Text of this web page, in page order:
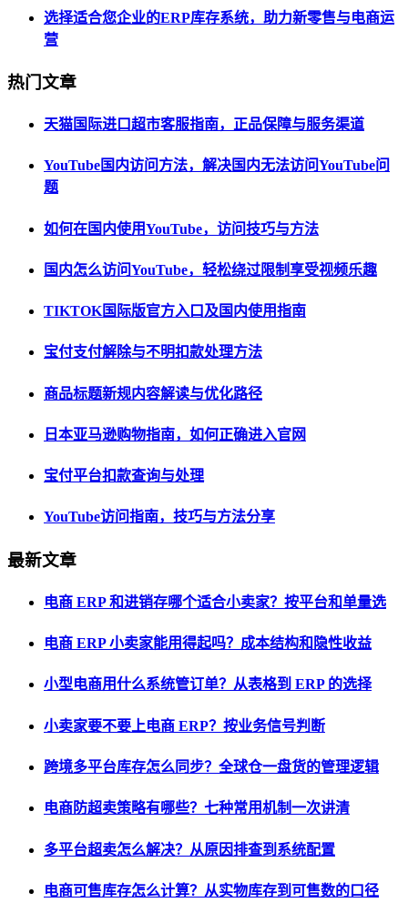
选择适合您企业的ERP库存系统，助力新零售与电商运
营
热门文章
天猫国际进口超市客服指南，正品保障与服务渠道
YouTube国内访问方法，解决国内无法访问YouTube问
题
如何在国内使用YouTube，访问技巧与方法
国内怎么访问YouTube，轻松绕过限制享受视频乐趣
TIKTOK国际版官方入口及国内使用指南
宝付支付解除与不明扣款处理方法
商品标题新规内容解读与优化路径
日本亚马逊购物指南，如何正确进入官网
宝付平台扣款查询与处理
YouTube访问指南，技巧与方法分享
最新文章
电商 ERP 和进销存哪个适合小卖家？按平台和单量选
电商 ERP 小卖家能用得起吗？成本结构和隐性收益
小型电商用什么系统管订单？从表格到 ERP 的选择
小卖家要不要上电商 ERP？按业务信号判断
跨境多平台库存怎么同步？全球仓一盘货的管理逻辑
电商防超卖策略有哪些？七种常用机制一次讲清
多平台超卖怎么解决？从原因排查到系统配置
电商可售库存怎么计算？从实物库存到可售数的口径